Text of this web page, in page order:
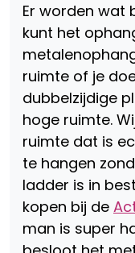
Er worden wat
kunt het
ruimte of je
dubbelzijdige
hoge ruimte.
ruimte dat is
te hangen
ladder is in
kopen bij de
man is super